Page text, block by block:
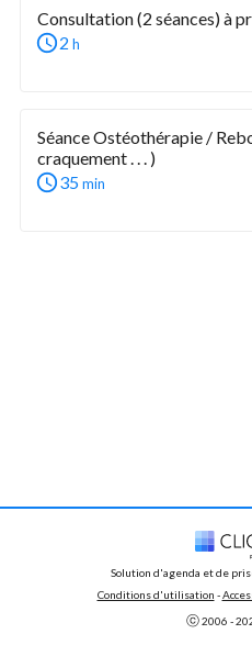
Consultation (2 séances) à
2 h
Séance Ostéothérapie /
craquement . . . )
35min
Solution d'agenda et de
Conditions d'utilisation -
ⓒ 2006 -